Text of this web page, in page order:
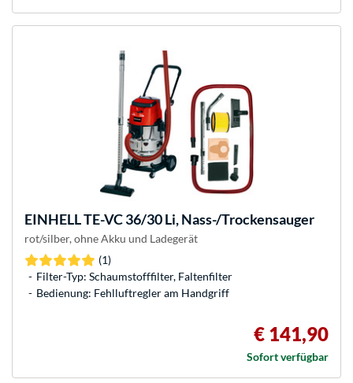
EINHELLTE-VC 36/30 Li, Nass-/Trockensauger
rot/silber, ohne Akku und Ladegerät
(1)
Filter-Typ: Schaumstofffilter, Faltenfilter
Bedienung: Fehlluftregler am Handgriff
€ 141,90
Sofort verfügbar